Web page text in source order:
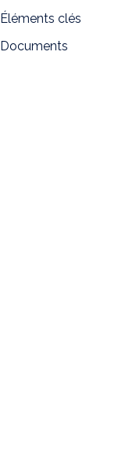
Éléments clés
Documents